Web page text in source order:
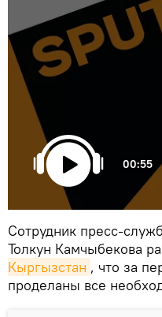
00:55
Сотрудник пресс-
Толкун Камчыбекова
Кыргызстан , что за
проделаны все